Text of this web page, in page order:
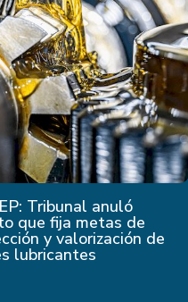
Tribunal anuló
que fija metas de
y valorización de
lubricantes